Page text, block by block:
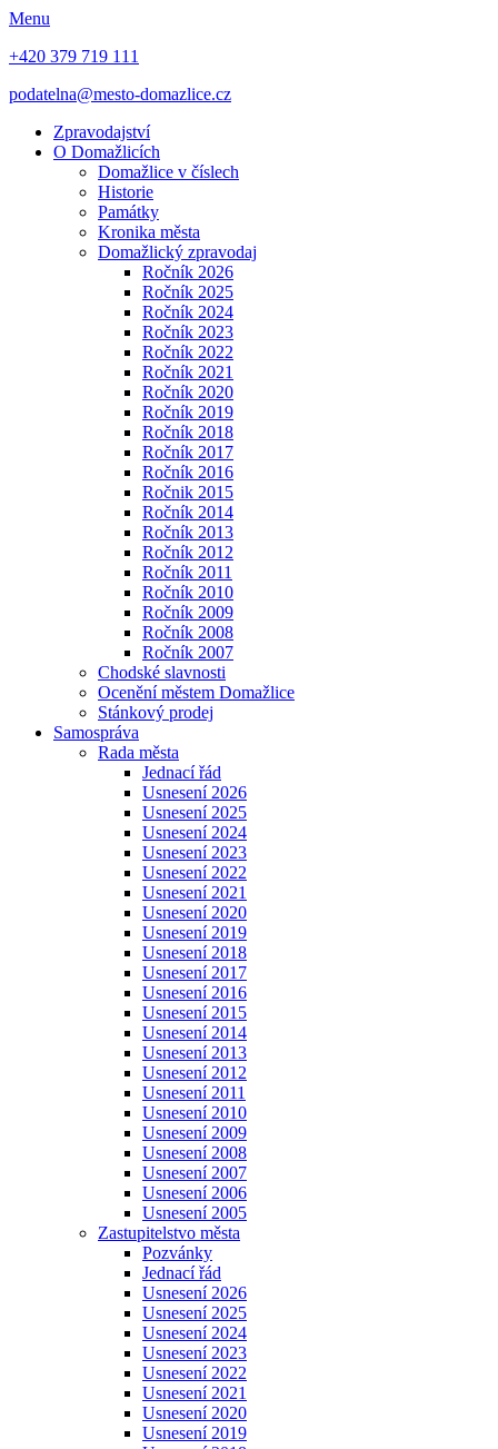
Menu
+420 379 719 111
podatelna@mesto-domazlice.cz
Zpravodajství
O Domažlicích
Domažlice v číslech
Historie
Památky
Kronika města
Domažlický zpravodaj
Ročník 2026
Ročník 2025
Ročník 2024
Ročník 2023
Ročník 2022
Ročník 2021
Ročník 2020
Ročník 2019
Ročník 2018
Ročník 2017
Ročník 2016
Ročnik 2015
Ročník 2014
Ročník 2013
Ročník 2012
Ročník 2011
Ročník 2010
Ročník 2009
Ročník 2008
Ročník 2007
Chodské slavnosti
Ocenění městem Domažlice
Stánkový prodej
Samospráva
Rada města
Jednací řád
Usnesení 2026
Usnesení 2025
Usnesení 2024
Usnesení 2023
Usnesení 2022
Usnesení 2021
Usnesení 2020
Usnesení 2019
Usnesení 2018
Usnesení 2017
Usnesení 2016
Usnesení 2015
Usnesení 2014
Usnesení 2013
Usnesení 2012
Usnesení 2011
Usnesení 2010
Usnesení 2009
Usnesení 2008
Usnesení 2007
Usnesení 2006
Usnesení 2005
Zastupitelstvo města
Pozvánky
Jednací řád
Usnesení 2026
Usnesení 2025
Usnesení 2024
Usnesení 2023
Usnesení 2022
Usnesení 2021
Usnesení 2020
Usnesení 2019